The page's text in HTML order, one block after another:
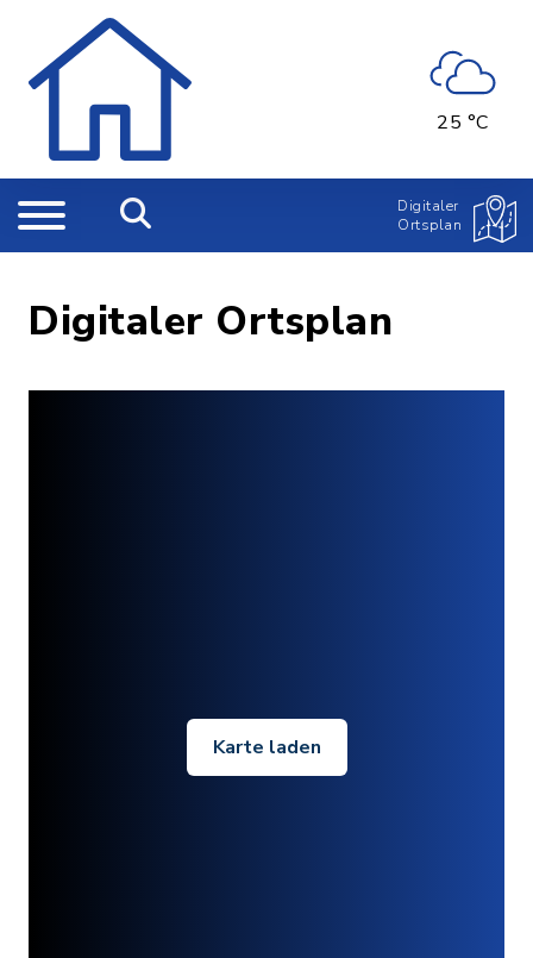
25 °C
Digitaler
Ortsplan
Digitaler Ortsplan
Karte laden